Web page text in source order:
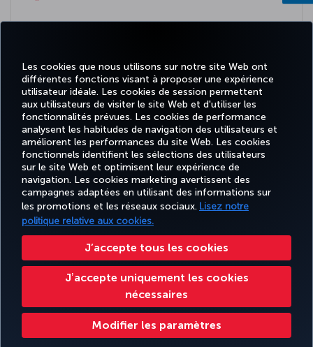
Les cookies que nous utilisons sur notre site Web ont
différentes fonctions visant à proposer une expérience
utilisateur idéale. Les cookies de session permettent
aux utilisateurs de visiter le site Web et d'utiliser les
fonctionnalités prévues. Les cookies de performance
analysent les habitudes de navigation des utilisateurs et
améliorent les performances du site Web. Les cookies
fonctionnels identifient les sélections des utilisateurs
sur le site Web et optimisent leur expérience de
navigation. Les cookies marketing avertissent des
campagnes adaptées en utilisant des informations sur
les promotions et les réseaux sociaux. Lisez notre
politique relative aux cookies.
J’accepte tous les cookies
Jʼaccepte uniquement les cookies
nécessaires
Modifier les paramètres
Compliance PolicyLearn more
Facebook
TwitterInstagram
YouTubeLinkedIn
TiktokBlogPinterest
RÉSERVER
ET GÉRER
EXPÉRIENCE
OFFRES ET
DESTINATIONS
AIDE
MILES
&
Accessibilité
Modifier les paramètres des cookies. Plan de service client US DOT
Droits des personnes concernées dans l’UE.
Turkish Airlines Copyright © 1996 - 2026